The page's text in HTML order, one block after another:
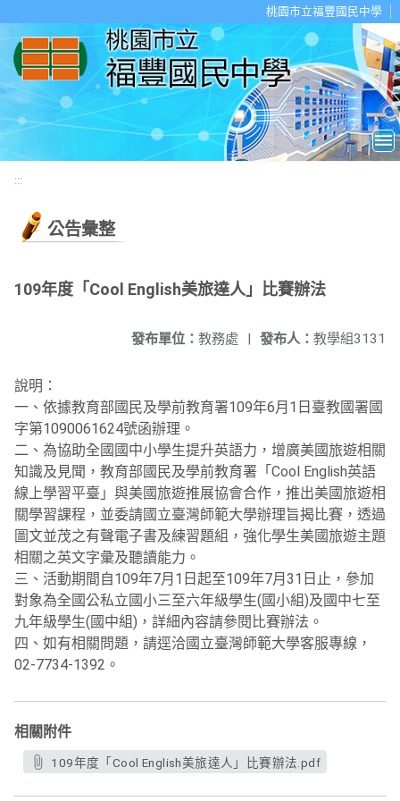
桃園市立福豐國民中學
:::
公告彙整
109年度「Cool English美旅達人」比賽辦法
發布人： 教學組3131
發布單位： 教務處 |
說明：
一、依據教育部國民及學前教育署109年6月1日臺教國署國
字第1090061624號函辦理。
二、為協助全國國中小學生提升英語力，增廣美國旅遊相關
知識及見聞，教育部國民及學前教育署「Cool English英語
線上學習平臺」與美國旅遊推展協會合作，推出美國旅遊相
關學習課程，並委請國立臺灣師範大學辦理旨揭比賽，透過
圖文並茂之有聲電子書及練習題組，強化學生美國旅遊主題
相關之英文字彙及聽讀能力。
三、活動期間自109年7月1日起至109年7月31日止，參加
對象為全國公私立國小三至六年級學生(國小組)及國中七至
九年級學生(國中組)，詳細內容請參閱比賽辦法。
四、如有相關問題，請逕洽國立臺灣師範大學客服專線，
02-7734-1392。
相關附件
109年度「Cool English美旅達人」比賽辦法.pdf